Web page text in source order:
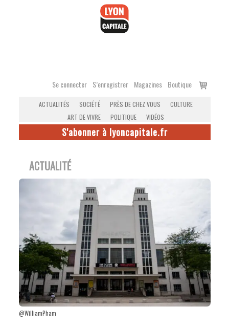
Se connecter S’enregistrer Magazines Boutique
Voir
ACTUALITÉS SOCIÉTÉ PRÈS DE CHEZ VOUS
CULTURE
ART DE VIVRE
POLITIQUE VIDÉOS
S'abonner à lyoncapitale.fr
ACTUALITÉ
@WilliamPham